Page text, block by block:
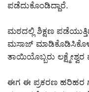
ಪಡೆದುಕೊಂಡಿದ್ದಾರೆ.
ಮಠದಲ್ಲಿ ಶಿಕ್ಷಣ
ಮಸಾಜ್
ತಾಯಿಯೊಬ್ಬರು
ಈಗ ಈ ಪ್ರಕರಣ ಹರಿಹರ